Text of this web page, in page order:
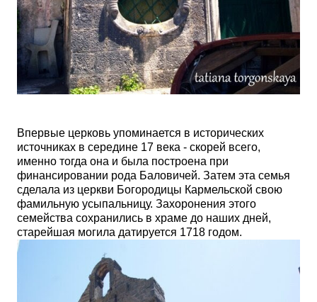
Впервые церковь упоминается в исторических
источниках в середине 17 века - скорей всего,
именно тогда она и была построена при
финансировании рода Баловичей. Затем эта семья
сделала из церкви Богородицы Кармельской свою
фамильную усыпальницу. Захоронения этого
семейства сохранились в храме до наших дней,
старейшая могила датируется 1718 годом.